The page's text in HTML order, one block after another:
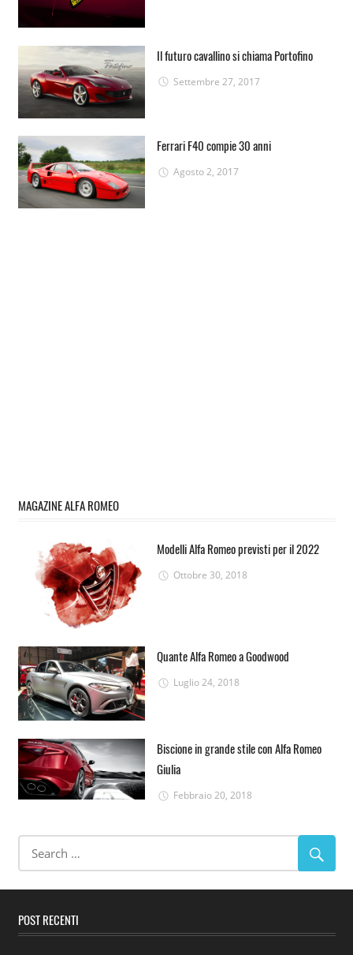
Il futuro cavallino si chiama Portofino
Settembre 27, 2017
Ferrari F40 compie 30 anni
Agosto 2, 2017
MAGAZINE ALFA ROMEO
Modelli Alfa Romeo previsti per il 2022
Ottobre 30, 2018
Quante Alfa Romeo a Goodwood
Luglio 24, 2018
Biscione in grande stile con Alfa Romeo
Giulia
Febbraio 20, 2018
POST RECENTI